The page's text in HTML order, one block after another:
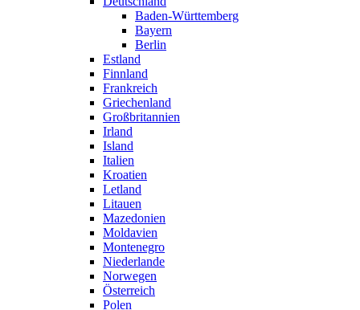
Baden-Württemberg
Bayern
Berlin
Estland
Finnland
Frankreich
Griechenland
Großbritannien
Irland
Island
Italien
Kroatien
Letland
Litauen
Mazedonien
Moldavien
Montenegro
Niederlande
Norwegen
Österreich
Polen